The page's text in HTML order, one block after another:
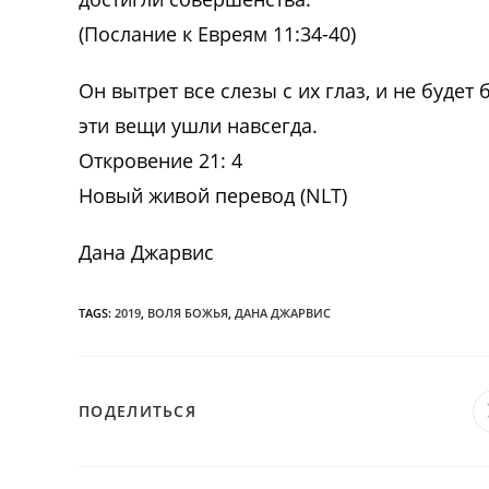
(Послание к Евреям 11:34-40)
Он вытрет все слезы с их глаз, и не
эти вещи ушли навсегда.
Откровение 21: 4
Новый живой перевод (NLT)
Дана Джарвис
TAGS: 2019, ВОЛЯ БОЖЬЯ, ДАНА ДЖАРВИС
ПОДЕЛИТЬСЯ